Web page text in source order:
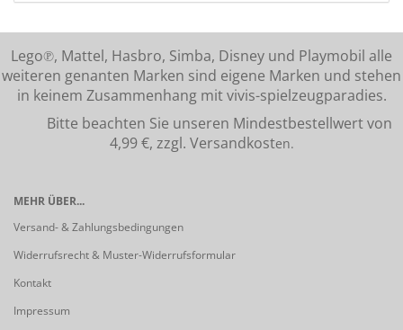
Lego℗, Mattel, Hasbro, Simba, Disney und Playmobil alle
weiteren genanten Marken sind eigene Marken und stehen
in keinem Zusammenhang mit vivis-spielzeugparadies.
Bitte beachten Sie unseren Mindestbestellwert von
4,99 €, zzgl. Versandkosten.
MEHR ÜBER...
Versand- & Zahlungsbedingungen
Widerrufsrecht & Muster-Widerrufsformular
Kontakt
Impressum